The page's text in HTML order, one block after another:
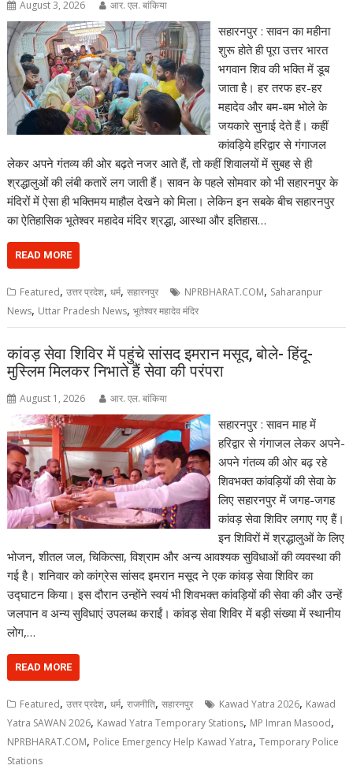
August 3, 2026 आर. एल. बांकिया
सहारनपुर : सावन का महीना
शुरू होते ही पूरा उत्तर भारत
भगवान शिव की भक्ति में डूब
जाता है। हर तरफ हर-हर
महादेव और बम-बम भोले के
जयकारे सुनाई देते हैं। कहीं
कांवड़िये हरिद्वार से गंगाजल
लेकर अपने गंतव्य की ओर बढ़ते नजर आते हैं, तो कहीं शिवालयों में सुबह से ही
श्रद्धालुओं की लंबी कतारें लग जाती हैं। सावन के पहले सोमवार को भी सहारनपुर के
मंदिरों में ऐसा ही भक्तिमय माहौल देखने को मिला। लेकिन इन सबके बीच सहारनपुर
का ऐतिहासिक भूतेश्वर महादेव मंदिर श्रद्धा, आस्था और इतिहास…
READ MORE
Featured,उत्तर प्रदेश,धर्म,सहारनपुर NPRBHARAT.COM, Saharanpur
News, Uttar Pradesh News,भूतेश्वर महादेव मंदिर
कांवड़ सेवा शिविर में पहुंचे सांसद इमरान मसूद, बोले- हिंदू-
मुस्लिम मिलकर निभाते हैं सेवा की परंपरा
August 1, 2026 आर. एल. बांकिया
सहारनपुर : सावन माह में
हरिद्वार से गंगाजल लेकर अपने-
अपने गंतव्य की ओर बढ़ रहे
शिवभक्त कांवड़ियों की सेवा के
लिए सहारनपुर में जगह-जगह
कांवड़ सेवा शिविर लगाए गए हैं।
इन शिविरों में श्रद्धालुओं के लिए
भोजन, शीतल जल, चिकित्सा, विश्राम और अन्य आवश्यक सुविधाओं की व्यवस्था की
गई है। शनिवार को कांग्रेस सांसद इमरान मसूद ने एक कांवड़ सेवा शिविर का
उद्घाटन किया। इस दौरान उन्होंने स्वयं भी शिवभक्त कांवड़ियों की सेवा की और उन्हें
जलपान व अन्य सुविधाएं उपलब्ध कराईं। कांवड़ सेवा शिविर में बड़ी संख्या में स्थानीय
लोग,…
READ MORE
Featured,उत्तर प्रदेश,धर्म,राजनीति,सहारनपुर Kawad Yatra 2026, Kawad
Yatra SAWAN 2026, Kawad Yatra Temporary Stations, MP Imran Masood,
NPRBHARAT.COM, Police Emergency Help Kawad Yatra,Temporary Police
Stations